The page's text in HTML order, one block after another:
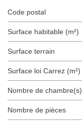
Code postal
Surface habitable (m²)
surface terrain
Surface loi Carrez (m²)
Nombre de chambre(s)
Nombre de pièces